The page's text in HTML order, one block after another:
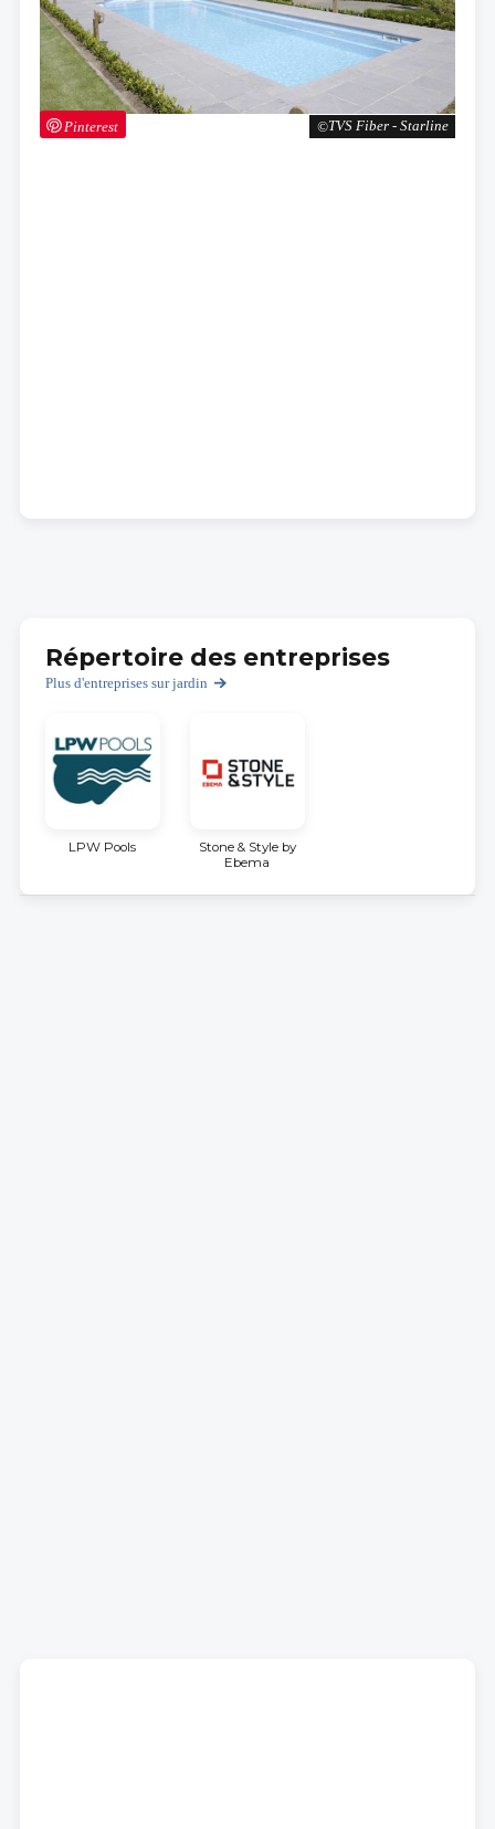
TVS Fiber - Starline
Pinterest
Répertoire des entreprises
Plus d'entreprises sur jardin
LPW Pools
Stone & Style by
Ebema